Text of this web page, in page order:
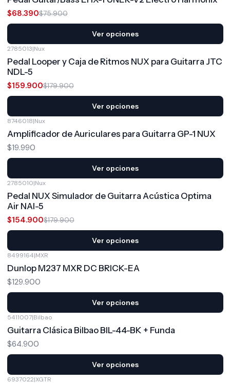
$68.390$75.900
Ver opciones
2785013|Nux
Pedal Looper y Caja de Ritmos NUX para Guitarra JTC
NDL-5
$159.900$179.900
Ver opciones
8746018|Nux
Amplificador de Auriculares para Guitarra GP-1 NUX
$19.990
Ver opciones
2785010|Nux
Pedal NUX Simulador de Guitarra Acústica Optima
Air NAI-5
$154.900$179.900
Ver opciones
8499164|MXR
Dunlop M237 MXR DC BRICK-EA
$129.900
Ver opciones
5411007|Bilbao
Guitarra Clásica Bilbao BIL-44-BK + Funda
$64.900
Ver opciones
6937022|XGTR